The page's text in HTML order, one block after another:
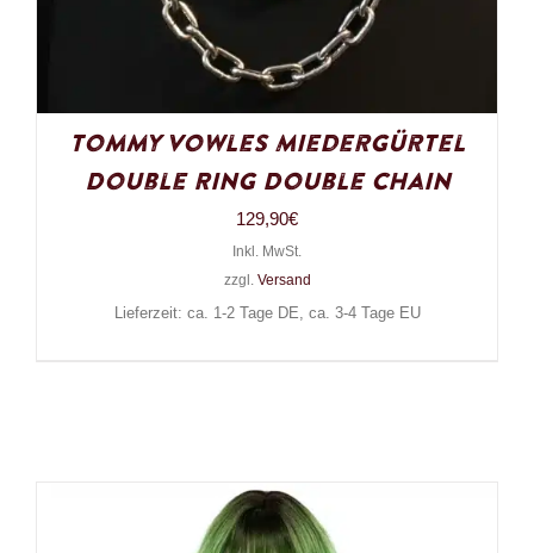
Tommy Vowles Miedergürtel
Double Ring Double Chain
129,90€
Inkl. MwSt.
zzgl. Versand
Lieferzeit: ca. 1-2 Tage DE, ca. 3-4 Tage EU